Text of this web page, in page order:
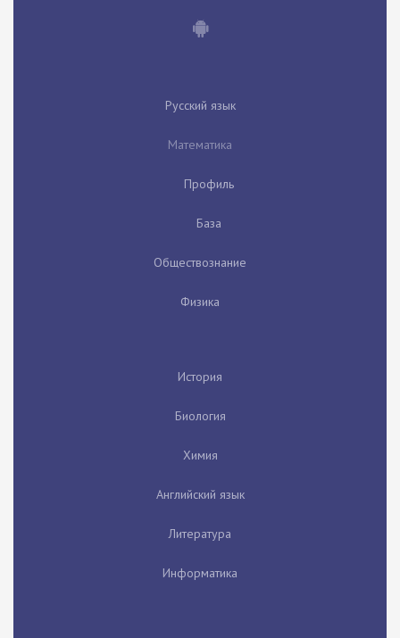
Русский язык
Математика
Профиль
База
Обществознание
Физика
История
Биология
Химия
Английский язык
Литература
Информатика